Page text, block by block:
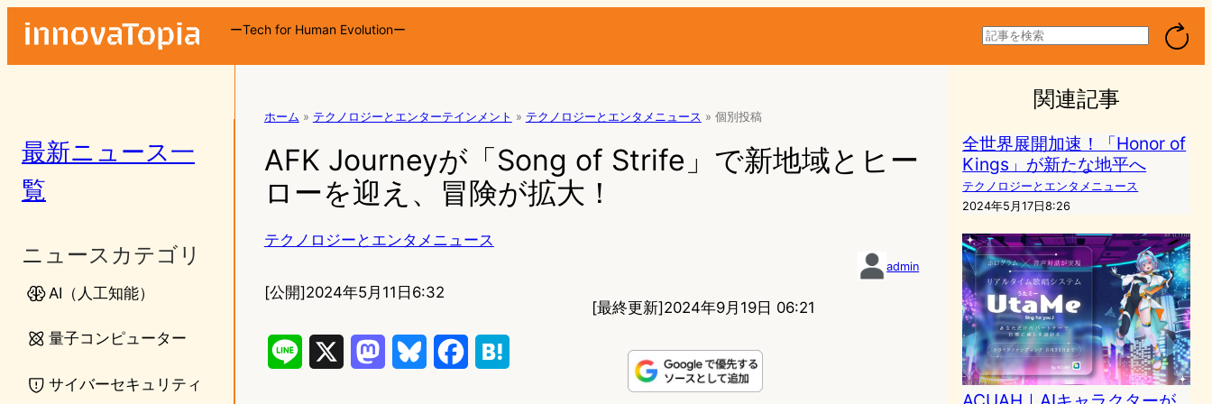
ーTech for Human Evolutionー
検
索
最新ニュース一
覧
ニュースカテゴリ
AI（人工知能）
量子コンピューター
サイバーセキュリティ
ホーム » テクノロジーとエンターテインメント » テクノロジーとエンタメニュース » 個別投稿
AFK Journeyが「Song of Strife」で新地域とヒー
ローを迎え、冒険が拡大！
テクノロジーとエンタメニュース
admin
[公開]2024年5月11日6:32
[最終更新]2024年9月19日 06:21
関連記事
全世界展開加速！「Honor of
Kings」が新たな地平へ
テクノロジーとエンタメニュース
2024年5月17日8:26